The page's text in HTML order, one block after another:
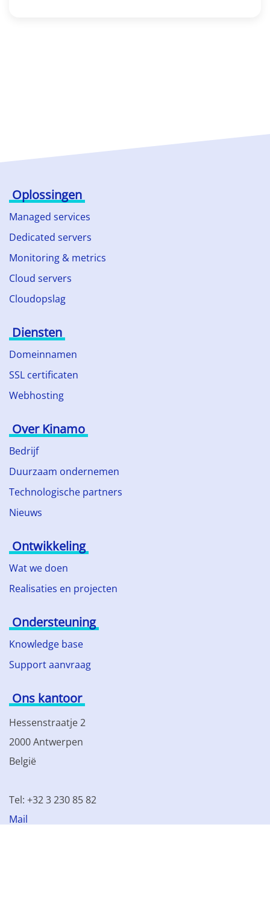
Oplossingen
Managed services
Dedicated servers
Monitoring & metrics
Cloud servers
Cloudopslag
Diensten
Domeinnamen
SSL certificaten
Webhosting
Over Kinamo
Bedrijf
Duurzaam ondernemen
Technologische partners
Nieuws
Ontwikkeling
Wat we doen
Realisaties en projecten
Ondersteuning
Knowledge base
Support aanvraag
Ons kantoor
Hessenstraatje 2
2000 Antwerpen
België
Tel: +32 3 230 85 82
Mail